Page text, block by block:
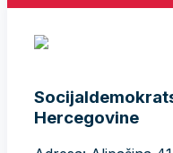
Hercegovine